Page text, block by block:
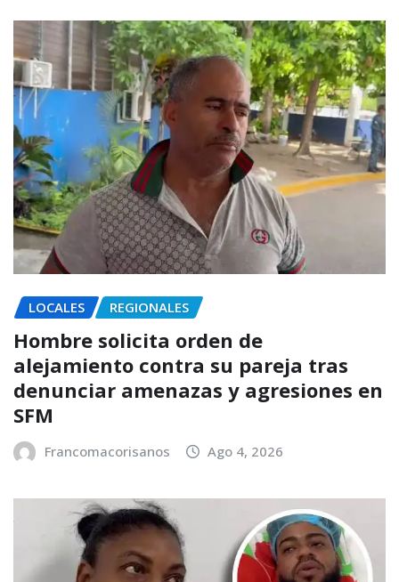
LOCALES REGIONALES
Hombre solicita orden de
alejamiento contra su pareja tras
denunciar amenazas y agresiones en
SFM
Francomacorisanos Ago 4, 2026